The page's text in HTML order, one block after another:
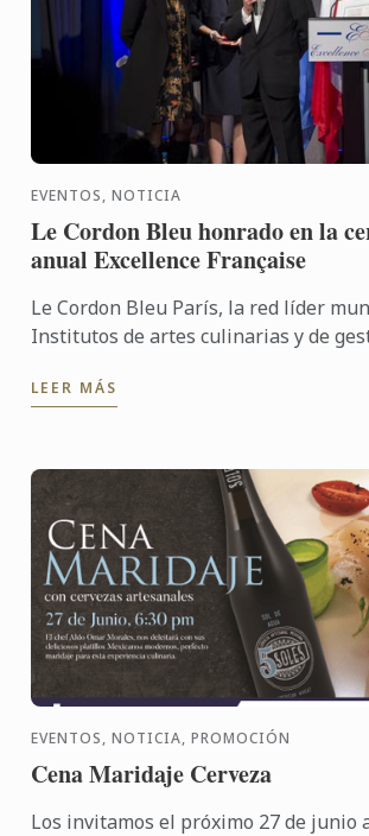
EVENTOS, NOTICIA
Le Cordon Bleu honrado en la
anual Excellence Française
Le Cordon Bleu París, la red líder
Institutos de artes culinarias y de
Excellence Française ...
LEER MÁS
EVENTOS, NOTICIA, PROMOCIÓN
Cena Maridaje Cerveza
Los invitamos el próximo 27 de junio